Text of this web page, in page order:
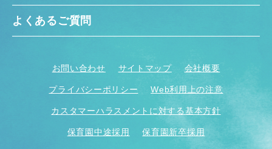
よくあるご質問
お問い合わせ サイトマップ 会社概要
プライバシーポリシー Web利用上の注意
カスタマーハラスメントに対する基本方針
保育園中途採用 保育園新卒採用